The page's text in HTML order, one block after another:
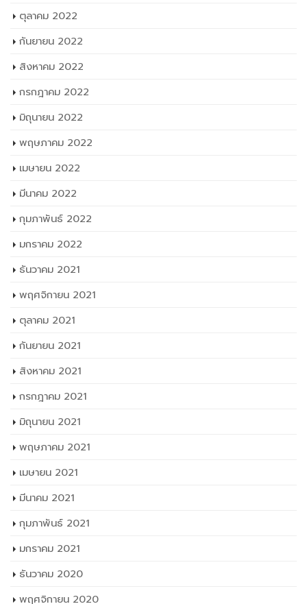
ตุลาคม 2022
กันยายน 2022
สิงหาคม 2022
กรกฎาคม 2022
มิถุนายน 2022
พฤษภาคม 2022
เมษายน 2022
มีนาคม 2022
กุมภาพันธ์ 2022
มกราคม 2022
ธันวาคม 2021
พฤศจิกายน 2021
ตุลาคม 2021
กันยายน 2021
สิงหาคม 2021
กรกฎาคม 2021
มิถุนายน 2021
พฤษภาคม 2021
เมษายน 2021
มีนาคม 2021
กุมภาพันธ์ 2021
มกราคม 2021
ธันวาคม 2020
พฤศจิกายน 2020